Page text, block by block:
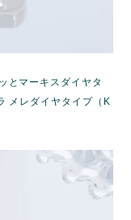
とマーキスダイヤタ
メレダイヤタイプ（K